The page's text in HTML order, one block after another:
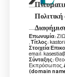
Επωνυμία:
Τίτλος:
Στοιχεία
email:
Σύνταξης:
Εκπρόσωπος,
(domain